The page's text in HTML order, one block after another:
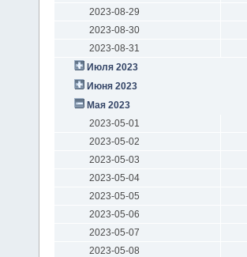
2023-08-29
2023-08-30
2023-08-31
Июля 2023
Июня 2023
Мая 2023
2023-05-01
2023-05-02
2023-05-03
2023-05-04
2023-05-05
2023-05-06
2023-05-07
2023-05-08